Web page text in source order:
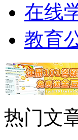
在线
教育
热门文